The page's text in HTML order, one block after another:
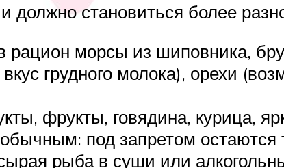
должно становиться более
морсы из шиповника,
грудного молока), орехи
фрукты, говядина, курица,
под запретом остаются
рыба в суши или